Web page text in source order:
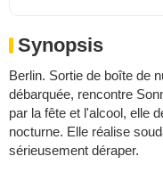
Synopsis
Berlin. Sortie de boîte de
débarquée, rencontre
par la fête et l'alcool, elle
nocturne. Elle réalise
sérieusement déraper.